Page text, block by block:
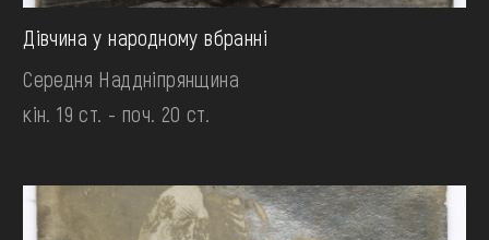
Дівчина у народному вбранні
Середня Наддніпрянщина
кін. 19 ст. - поч. 20 ст.